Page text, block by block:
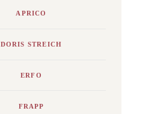
APRICO
DORIS STREICH
ERFO
FRAPP